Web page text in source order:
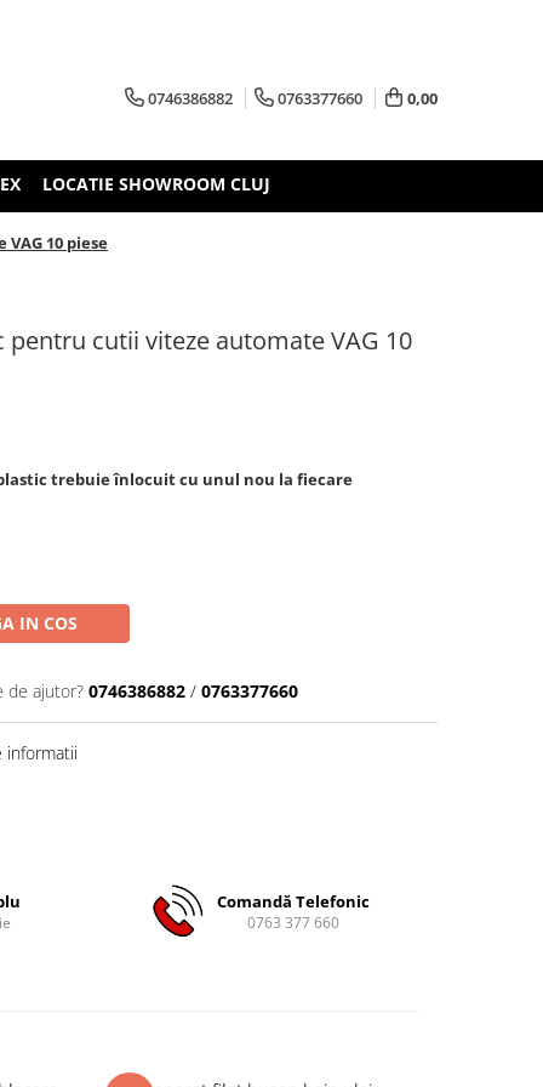
0746386882 0763377660 0,00
LOCATIE SHOWROOM CLUJ
10 piese
pentru cutii viteze automate VAG 10
trebuie înlocuit cu unul nou la fiecare
IN COS
de ajutor? 0746386882 / 0763377660
informatii
Comandă Telefonic
0763 377 660